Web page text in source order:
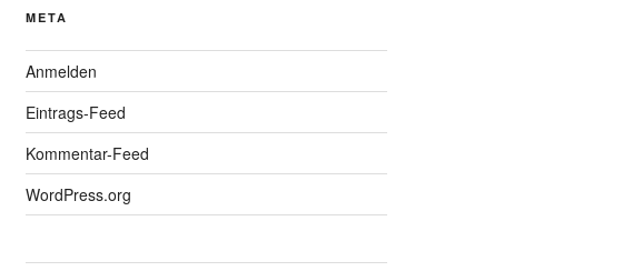
META
Anmelden
Eintrags-Feed
Kommentar-Feed
WordPress.org